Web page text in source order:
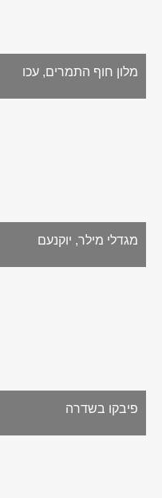
מלון חוף התמרים, עכו
מגדלי מילר, יוקנעם
פיבקו בשדרה